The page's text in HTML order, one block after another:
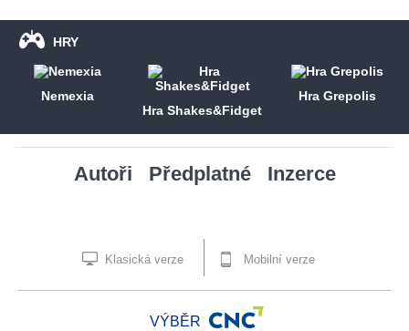
HRY
Nemexia
Hra Shakes&Fidget
Hra Grepolis
Autoři Předplatné Inzerce
Klasická verze Mobilní verze
VÝBĚR